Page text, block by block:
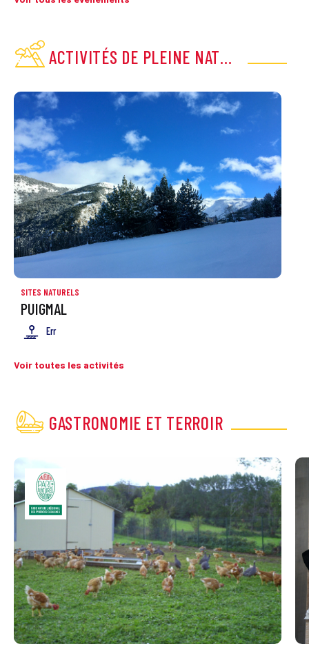
ACTIVITÉS DE PLEINE NATURE
SITES NATURELS
PUIGMAL
Err
Voir toutes les activités
GASTRONOMIE ET TERROIR